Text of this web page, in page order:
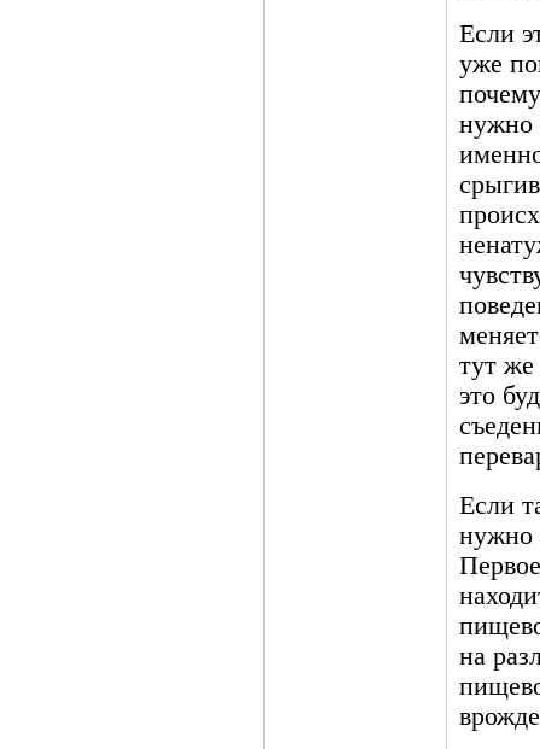
Если
уже
нужно
тут
это
Если
нужно
на